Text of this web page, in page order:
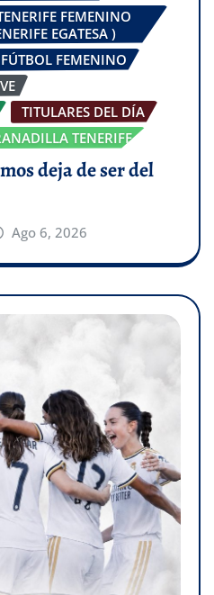
FEMENINO
EGATESA )
FÚTBOL FEMENINO
TITULARES DEL DÍA
TENERIFE
deja de ser del
Ago 6, 2026